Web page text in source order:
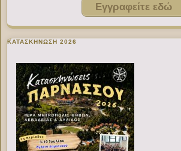
Εγγραφείτε εδώ
ΚΑΤΑΣΚΗΝΩΣΗ 2026